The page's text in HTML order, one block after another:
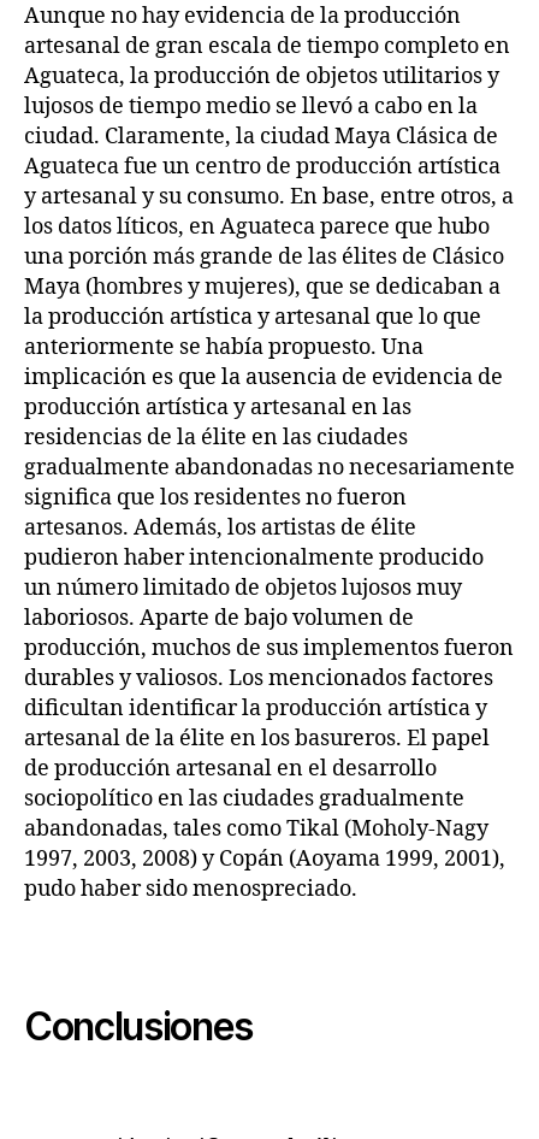
Aunque no hay evidencia de la producción
artesanal de gran escala de tiempo completo en
Aguateca, la producción de objetos utilitarios y
lujosos de tiempo medio se llevó a cabo en la
ciudad. Claramente, la ciudad Maya Clásica de
Aguateca fue un centro de producción artística
y artesanal y su consumo. En base, entre otros, a
los datos líticos, en Aguateca parece que hubo
una porción más grande de las élites de Clásico
Maya (hombres y mujeres), que se dedicaban a
la producción artística y artesanal que lo que
anteriormente se había propuesto. Una
implicación es que la ausencia de evidencia de
producción artística y artesanal en las
residencias de la élite en las ciudades
gradualmente abandonadas no necesariamente
significa que los residentes no fueron
artesanos. Además, los artistas de élite
pudieron haber intencionalmente producido
un número limitado de objetos lujosos muy
laboriosos. Aparte de bajo volumen de
producción, muchos de sus implementos fueron
durables y valiosos. Los mencionados factores
dificultan identificar la producción artística y
artesanal de la élite en los basureros. El papel
de producción artesanal en el desarrollo
sociopolítico en las ciudades gradualmente
abandonadas, tales como Tikal (Moholy-Nagy
1997, 2003, 2008) y Copán (Aoyama 1999, 2001),
pudo haber sido menospreciado.
Conclusiones